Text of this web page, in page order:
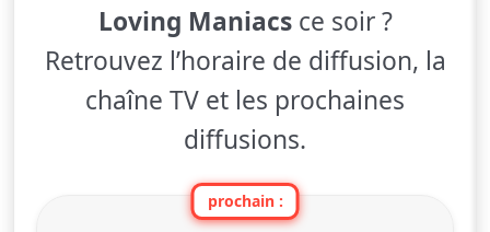
Loving Maniacsce soir ?
Retrouvez l’horaire de diffusion, la
chaîne TV et les prochaines
diffusions.
prochain :